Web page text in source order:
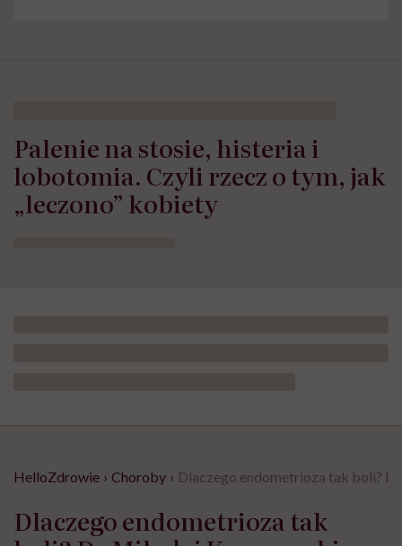
Palenie na stosie, histeria i
lobotomia. Czyli rzecz o tym, jak
„leczono” kobiety
HelloZdrowie › Choroby › Dlaczego endometrioza tak boli?
Dlaczego endometrioza tak